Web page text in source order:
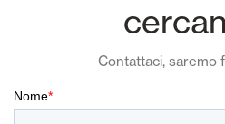
Contattaci, saremo